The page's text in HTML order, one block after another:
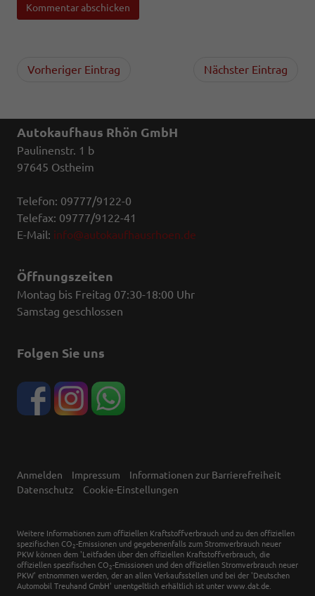
Kommentar abschicken
Vorheriger Eintrag Nächster Eintrag
Autokaufhaus Rhön GmbH
Paulinenstr. 1 b
97645 Ostheim
Telefon: 09777/9122-0
Telefax: 09777/9122-41
E-Mail: info@autokaufhausrhoen.de
Öffnungszeiten
Montag bis Freitag 07:30-18:00 Uhr
Samstag geschlossen
Folgen Sie uns
Anmelden Impressum
Informationen zur Barrierefreiheit
Datenschutz
Cookie-Einstellungen
Weitere Informationen zum offiziellen Kraftstoffverbrauch und zu den offiziellen
spezifischen CO 2-Emissionen und gegebenenfalls zum Stromverbrauch neuer
PKW können dem 'Leitfaden über den offiziellen Kraftstoffverbrauch, die
offiziellen spezifischen CO 2-Emissionen und den offiziellen Stromverbrauch neuer
PKW' entnommen werden, der an allen Verkaufsstellen und bei der 'Deutschen
Automobil Treuhand GmbH' unentgeltlich erhältlich ist unter www.dat.de.